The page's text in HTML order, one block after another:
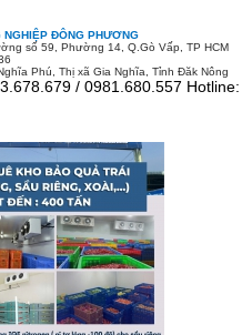
NGHIỆP ĐÔNG PHƯƠNG
số 59, Phường 14, Q.Gò Vấp, TP HCM
Phú, Thị xã Gia Nghĩa, Tỉnh Đăk Nông
/ 0981.680.557